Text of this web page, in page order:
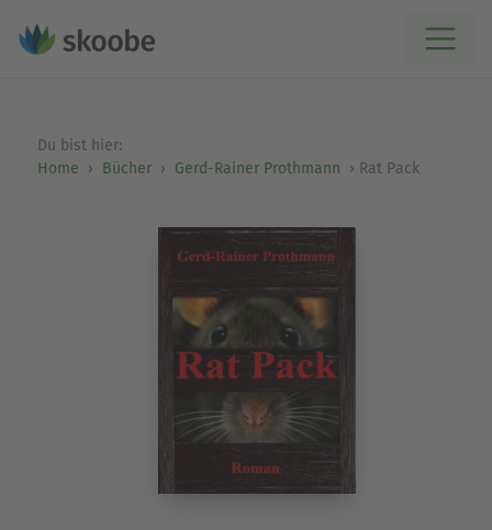
Du bist hier:
Home
Bücher Gerd-Rainer Prothmann Rat Pack